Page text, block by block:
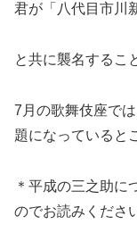
君が「八代目市川
と共に襲名するこ
7月の歌舞伎座で
題になっていると
＊平成の三之助に
のでお読みくださ